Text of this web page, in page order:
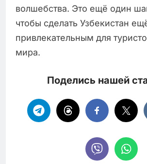
волшебства. Это ещё один
чтобы сделать Узбекистан
привлекательным для
мира.
Поделись нашей